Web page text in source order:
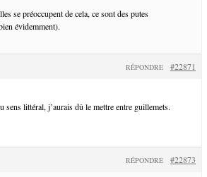
se préoccupent de cela, ce sont des putes
évidemment).
#22871
RÉPONDRE
sens littéral, j’aurais dû le mettre entre guillemets.
#22873
RÉPONDRE